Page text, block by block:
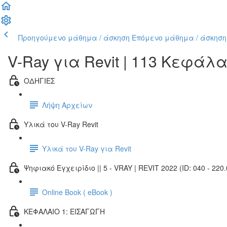
Προηγούμενο μάθημα / άσκηση Επόμενο μάθημα / άσκηση
V-Ray για Revit | 113
ΟΔΗΓΙΕΣ
Λήψη Αρχείων
Υλικά του V-Ray Revit
Υλικά του V-Ray για Revit
Ψηφιακό Εγχειρίδιο || 5 - VRAY | REVIT 2022 (ID: 040 -
Online Book ( eBook )
ΚΕΦΑΛΑΙΟ 1: ΕΙΣΑΓΩΓΗ